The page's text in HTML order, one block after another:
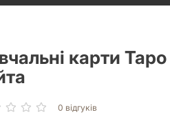
карти
0 відгуків